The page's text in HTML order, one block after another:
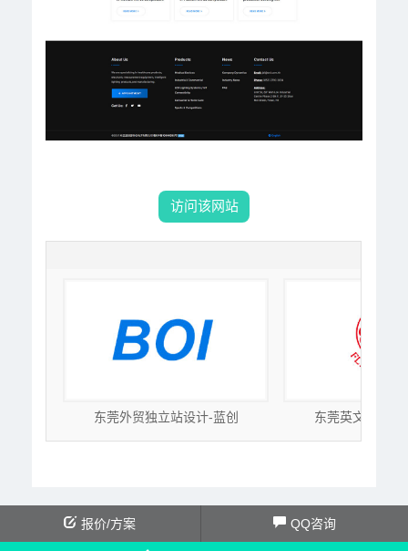
访问该网站
东莞外贸独立站设计-蓝创 东莞英文网站建
报价/方案 QQ咨询